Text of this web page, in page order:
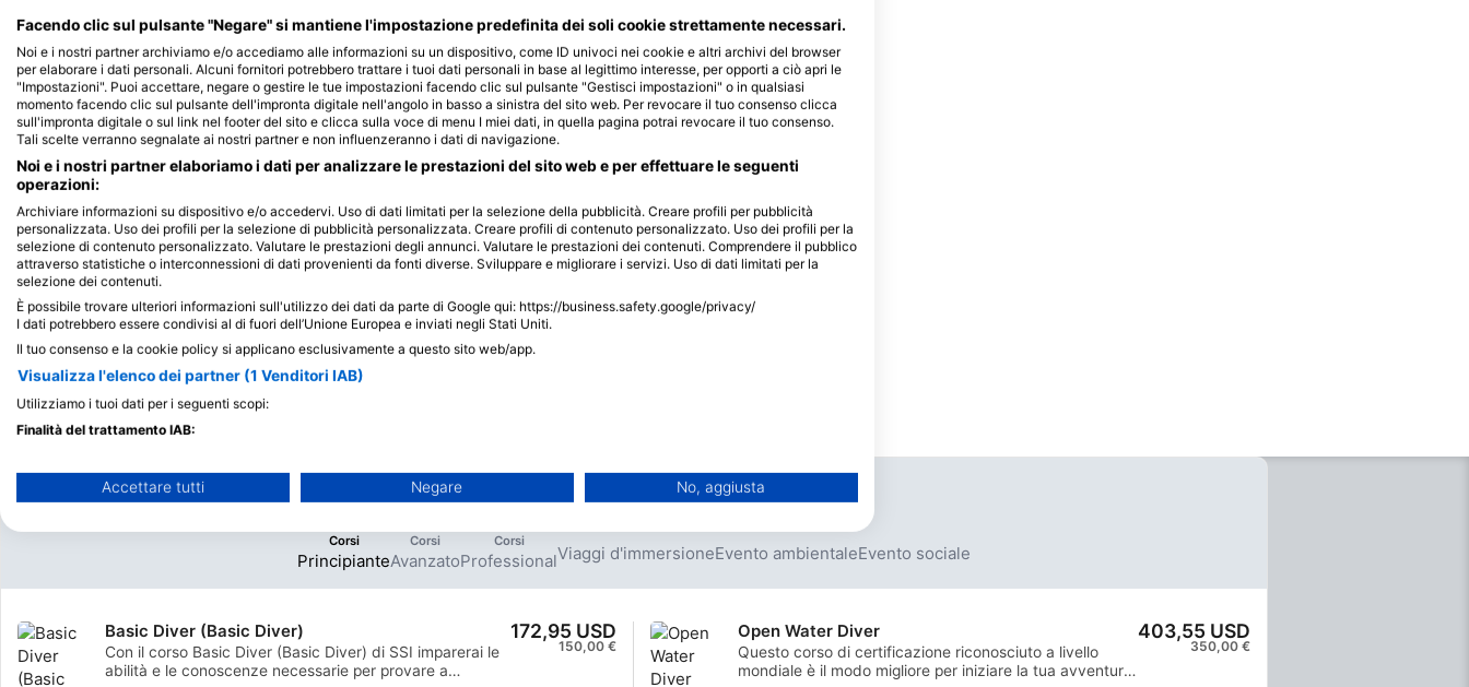
iStock/nejdetduzen
settentrionale
Le isole dell'Egeo
settentrionale hanno alcuni
dei migliori siti di immersione
della Grecia con attrazioni
naturali e relitti.
Corsi ed Eventi
10
Siti
19
Centri
3
Prossimi eventi
Corsi
Principiante
Corsi
Avanzato
Corsi
ProfessionalViaggi d'immersioneEvento ambientaleEvento sociale
Basic Diver (Basic Diver)
Con il corso Basic Diver (Basic Diver) di SSI imparerai le
abilità e le conoscenze necessarie per provare a
172,95 USD
150,00 €
Open Water Diver
Questo corso di certificazione riconosciuto a livello
mondiale è il modo migliore per iniziare la tua avventura
403,55 USD
350,00 €
Facendo clic sul pulsante "Negare" si mantiene l'impostazione predefinita dei soli cookie strettamente necessari.
Noi e i nostri partner archiviamo e/o accediamo alle informazioni su un dispositivo, come ID univoci nei cookie e altri archivi del browser
per elaborare i dati personali. Alcuni fornitori potrebbero trattare i tuoi dati personali in base al legittimo interesse, per opporti a ciò apri le
"Impostazioni". Puoi accettare, negare o gestire le tue impostazioni facendo clic sul pulsante "Gestisci impostazioni" o in qualsiasi
momento facendo clic sul pulsante dell'impronta digitale nell'angolo in basso a sinistra del sito web. Per revocare il tuo consenso clicca
sull'impronta digitale o sul link nel footer del sito e clicca sulla voce di menu I miei dati, in quella pagina potrai revocare il tuo consenso.
Tali scelte verranno segnalate ai nostri partner e non influenzeranno i dati di navigazione.
Noi e i nostri partner elaboriamo i dati per analizzare le prestazioni del sito web e per effettuare le seguenti
operazioni:
Archiviare informazioni su dispositivo e/o accedervi. Uso di dati limitati per la selezione della pubblicità. Creare profili per pubblicità
personalizzata. Uso dei profili per la selezione di pubblicità personalizzata. Creare profili di contenuto personalizzato. Uso dei profili per la
selezione di contenuto personalizzato. Valutare le prestazioni degli annunci. Valutare le prestazioni dei contenuti. Comprendere il pubblico
attraverso statistiche o interconnessioni di dati provenienti da fonti diverse. Sviluppare e migliorare i servizi. Uso di dati limitati per la
selezione dei contenuti.
È possibile trovare ulteriori informazioni sull'utilizzo dei dati da parte di Google qui: https://business.safety.google/privacy/
I dati potrebbero essere condivisi al di fuori dell’Unione Europea e inviati negli Stati Uniti.
Il tuo consenso e la cookie policy si applicano esclusivamente a questo sito web/app.
Visualizza l'elenco dei partner (1 Venditori IAB)
Utilizziamo i tuoi dati per i seguenti scopi:
Finalità del trattamento IAB:
Utilizzare dati limitati per la selezione della pubblicità
Creare profili per la pubblicità personalizzata
Creare profili per la personalizzazione dei contenuti
Accettare tutti Negare No, aggiusta